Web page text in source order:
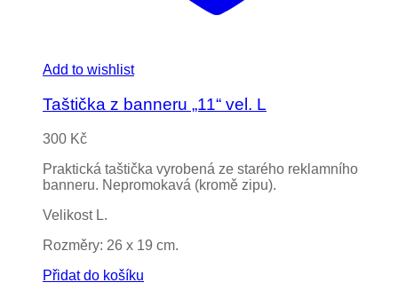
Add to wishlist
Taštička z banneru „11“ vel. L
300 Kč
Praktická taštička vyrobená ze starého reklamního
banneru. Nepromokavá (kromě zipu).
Velikost L.
Rozměry: 26 x 19 cm.
Přidat do košíku